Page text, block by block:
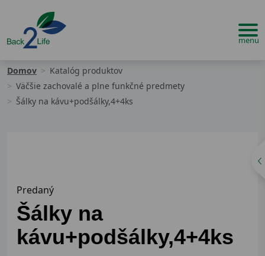
Domov
Katalóg produktov
Väčšie zachovalé a plne funkčné predmety
Šálky na kávu+podšálky,4+4ks
Predaný
Šálky na
kávu+podšálky,4+4ks